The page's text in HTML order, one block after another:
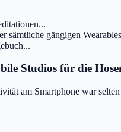
sämtliche gängigen
Studios für die
am Smartphone war